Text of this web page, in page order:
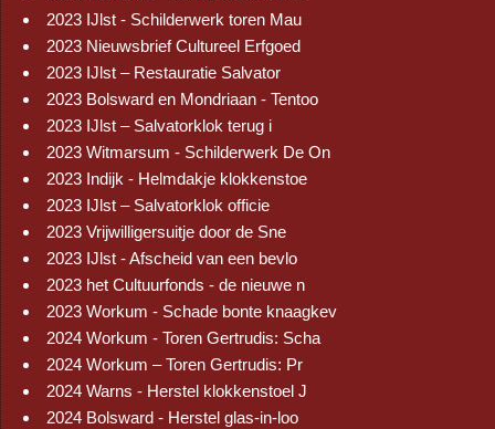
2023 IJlst - Schilderwerk toren Mau
2023 Nieuwsbrief Cultureel Erfgoed
2023 IJlst – Restauratie Salvator
2023 Bolsward en Mondriaan - Tentoo
2023 IJlst – Salvatorklok terug i
2023 Witmarsum - Schilderwerk De On
2023 Indijk - Helmdakje klokkenstoe
2023 IJlst – Salvatorklok officie
2023 Vrijwilligersuitje door de Sne
2023 IJlst - Afscheid van een bevlo
2023 het Cultuurfonds - de nieuwe n
2023 Workum - Schade bonte knaagkev
2024 Workum - Toren Gertrudis: Scha
2024 Workum – Toren Gertrudis: Pr
2024 Warns - Herstel klokkenstoel J
2024 Bolsward - Herstel glas-in-loo